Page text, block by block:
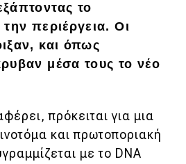
το
περιέργεια. Οι
και όπως
μέσα τους το νέο
πρόκειται για μια
και πρωτοποριακή
με το DNA